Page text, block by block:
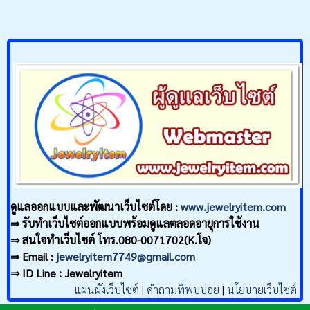
ดูแลออกแบบและพัฒนาเว็บไซต์โดย :www.jewelryitem.com
⇒ รับทำเว็บไซต์ออกแบบพร้อมดูแลตลอดอายุการใช้งาน
⇒ สนใจทำเว็บไซต์ โทร.080-0071702(K.โจ)
⇒ Email : jewelryitem7749@gmail.com
⇒ ID Line : Jewelryitem
แผนผังเว็บไซต์ | คำถามที่พบบ่อย | นโยบายเว็บไซต์